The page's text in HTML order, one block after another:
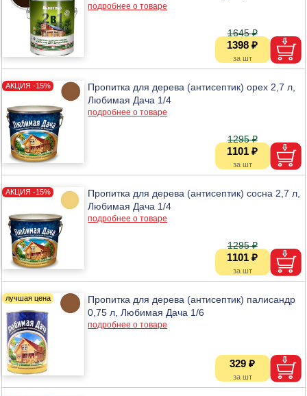
подробнее о товаре
1398 ₽
1645 ₽
Пропитка для дерева (антисептик) орех 2,7 л,
Любимая Дача 1/4
подробнее о товаре
1101 ₽
1295 ₽
Пропитка для дерева (антисептик) сосна 2,7 л,
Любимая Дача 1/4
подробнее о товаре
1101 ₽
1295 ₽
Пропитка для дерева (антисептик) палисандр
0,75 л, Любимая Дача 1/6
подробнее о товаре
329 ₽